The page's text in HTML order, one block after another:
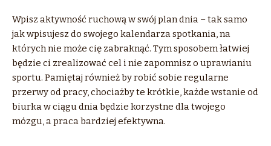
Wpisz aktywność ruchową w swój plan dnia – tak samo
jak wpisujesz do swojego kalendarza spotkania, na
których nie może cię zabraknąć. Tym sposobem łatwiej
będzie ci zrealizować cel i nie zapomnisz o uprawianiu
sportu. Pamiętaj również by robić sobie regularne
przerwy od pracy, chociażby te krótkie, każde wstanie od
biurka w ciągu dnia będzie korzystne dla twojego
mózgu, a praca bardziej efektywna.